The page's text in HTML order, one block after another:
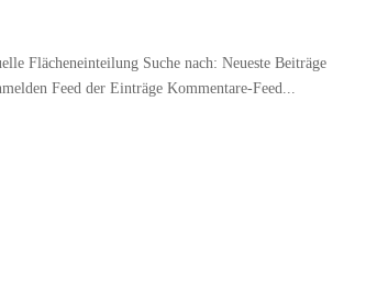
Flächeneinteilung Suche nach: Neueste Beiträge
Feed der Einträge Kommentare-Feed...